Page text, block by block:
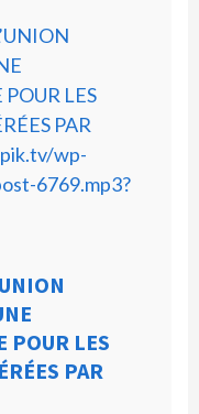
POUR LES
PAR